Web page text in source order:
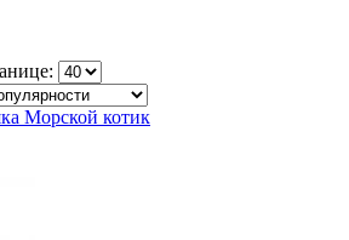
Морской котик